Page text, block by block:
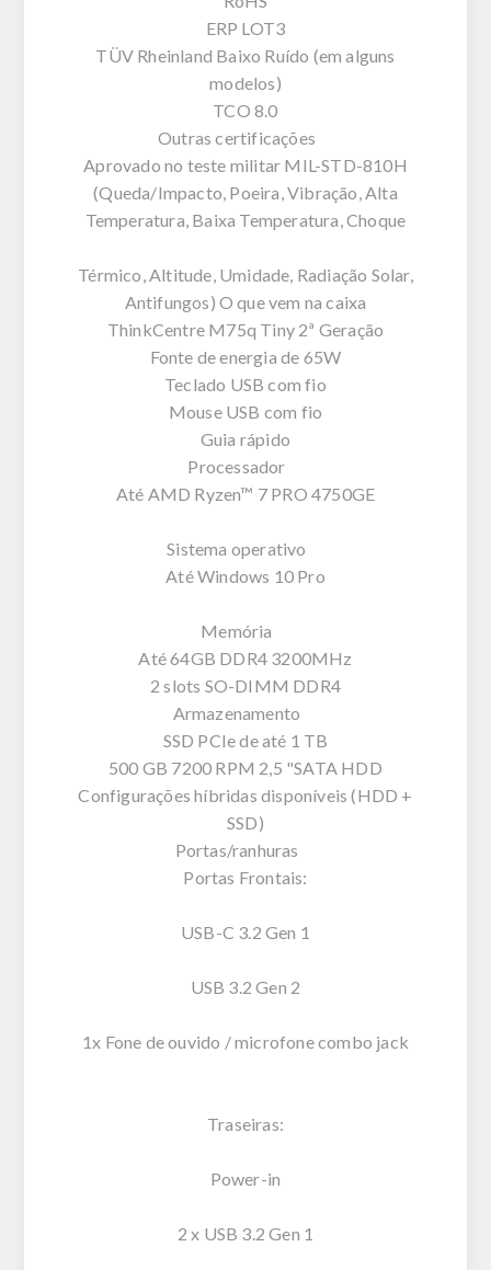
ERP LOT3
TÜV Rheinland Baixo Ruído (em alguns
modelos)
TCO 8.0
Outras certificações
Aprovado no teste militar MIL-STD-810H
(Queda/Impacto, Poeira, Vibração, Alta
Temperatura, Baixa Temperatura, Choque
Térmico, Altitude, Umidade, Radiação Solar,
Antifungos) O que vem na caixa
ThinkCentre M75q Tiny 2ª Geração
Fonte de energia de 65W
Teclado USB com fio
Mouse USB com fio
Guia rápido
Processador
Até AMD Ryzen™ 7 PRO 4750GE
Sistema operativo
Até Windows 10 Pro
Memória
Até 64GB DDR4 3200MHz
2 slots SO-DIMM DDR4
Armazenamento
SSD PCIe de até 1 TB
500 GB 7200 RPM 2,5 "SATA HDD
Configurações híbridas disponíveis (HDD +
SSD)
Portas/ranhuras
Portas Frontais:
USB-C 3.2 Gen 1
USB 3.2 Gen 2
1x Fone de ouvido / microfone combo jack
Traseiras:
Power-in
2 x USB 3.2 Gen 1